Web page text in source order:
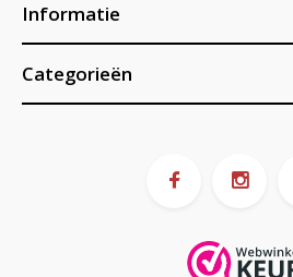
Informatie
Categorieën